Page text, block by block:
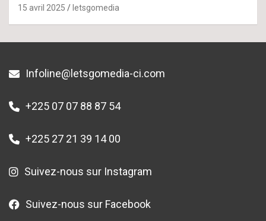
15 avril 2025 letsgomedia
Infoline@letsgomedia-ci.com
+225 07 07 88 87 54
+225 27 21 39 14 00
Suivez-nous sur Instagram
Suivez-nous sur Facebook